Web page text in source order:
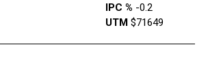
IPC % -0.2
UTM$71649